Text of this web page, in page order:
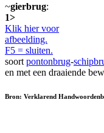
~gierbrug:
1>
Klik hier voor
afbeelding.
F5 = sluiten.
soort pontonbrug-
en met een draaiende
Bron: Verklarend